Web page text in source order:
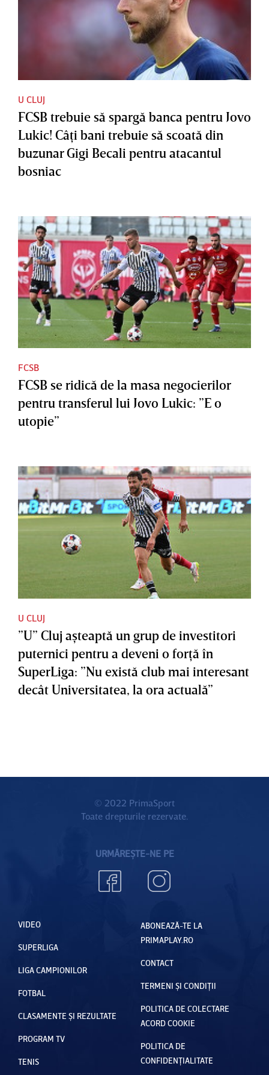
U CLUJ
FCSB trebuie să spargă banca pentru Jovo
Lukic! Câţi bani trebuie să scoată din
buzunar Gigi Becali pentru atacantul
bosniac
FCSB
FCSB se ridică de la masa negocierilor
pentru transferul lui Jovo Lukic: ”E o
utopie”
U CLUJ
”U” Cluj aşteaptă un grup de investitori
puternici pentru a deveni o forţă în
SuperLiga: ”Nu există club mai interesant
decât Universitatea, la ora actuală”
© 2022 PrimaSport
Toate drepturile rezervate.
URMĂREȘTE-NE PE
VIDEO
SUPERLIGA
LIGA CAMPIONILOR
FOTBAL
CLASAMENTE ȘI REZULTATE
PROGRAM TV
TENIS
ABONEAZĂ-TE LA
PRIMAPLAY.RO
CONTACT
TERMENI ȘI CONDIȚII
POLITICA DE COLECTARE
ACORD COOKIE
POLITICA DE
CONFIDENȚIALITATE